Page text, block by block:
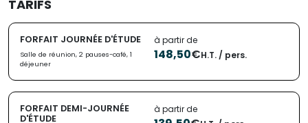
TARIFS
FORFAIT JOURNÉE D'ÉTUDE
Salle de réunion, 2 pauses-café, 1
déjeuner
à partir de
148,50€H.T. / pers.
FORFAIT DEMI-JOURNÉE
D'ÉTUDE
à partir de